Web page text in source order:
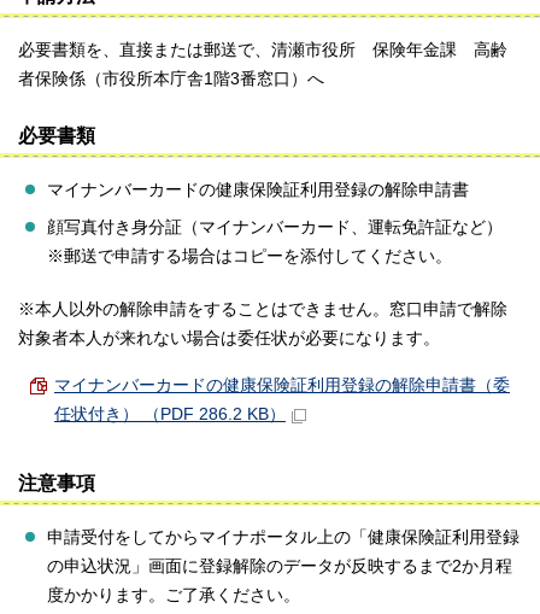
必要書類を、直接または郵送で、清瀬市役所 保険年金課 高齢
者保険係（市役所本庁舎1階3番窓口）へ
必要書類
マイナンバーカードの健康保険証利用登録の解除申請書
顔写真付き身分証（マイナンバーカード、運転免許証など）
※郵送で申請する場合はコピーを添付してください。
※本人以外の解除申請をすることはできません。窓口申請で解除
対象者本人が来れない場合は委任状が必要になります。
マイナンバーカードの健康保険証利用登録の解除申請書（委
任状付き） （PDF 286.2 KB）
注意事項
申請受付をしてからマイナポータル上の「健康保険証利用登録
の申込状況」画面に登録解除のデータが反映するまで2か月程
度かかります。ご了承ください。